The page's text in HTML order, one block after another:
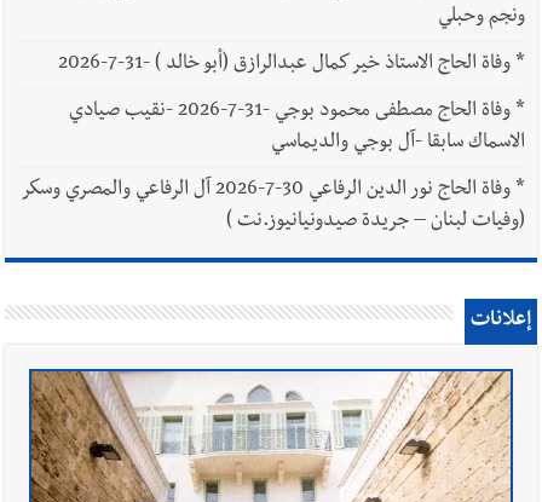
ونجم وحبلي
*وفاة الحاج الاستاذ خير كمال عبدالرازق (أبو خالد ) -31-7-2026
*
وفاة الحاج مصطفى محمود بوجي -31-7-2026 -نقيب صيادي
الاسماك سابقا -آل بوجي والديماسي
*
وفاة الحاج نور الدين الرفاعي 30-7-2026 آل الرفاعي والمصري وسكر
(وفيات لبنان – جريدة صيدونيانيوز.نت )
إعلانات